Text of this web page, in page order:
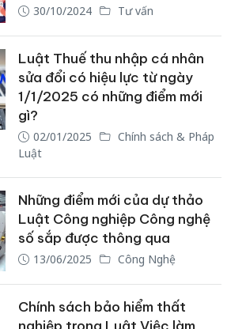
30/10/2024 Tư vấn
Luật Thuế thu nhập cá nhân
sửa đổi có hiệu lực từ ngày
1/1/2025 có những điểm mới
gì?
02/01/2025
Chính sách & Pháp
Luật
Những điểm mới của dự thảo
Luật Công nghiệp Công nghệ
số sắp được thông qua
13/06/2025 Công Nghệ
Chính sách bảo hiểm thất
nghiệp trong Luật Việc làm